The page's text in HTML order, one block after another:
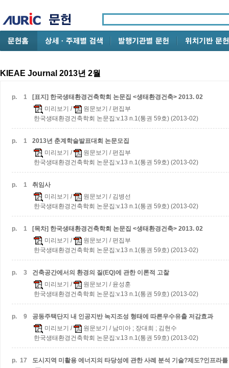
KIEAE Journal 2013년 2월
p. 1
[표지] 한국생태환경건축학회 논문집 <생태환경건축> 2013. 02
미리보기 / 원문보기 / 편집부
한국생태환경건축학회 논문집:v.13 n.1(통권 59호) (2013-02)
p. 1
2013년 춘계학술발표대회 논문모집
미리보기 / 원문보기 / 편집부
한국생태환경건축학회 논문집:v.13 n.1(통권 59호) (2013-02)
p. 1
취임사
미리보기 / 원문보기 / 김병선
한국생태환경건축학회 논문집:v.13 n.1(통권 59호) (2013-02)
p. 1
[목차] 한국생태환경건축학회 논문집 <생태환경건축> 2013. 02
미리보기 / 원문보기 / 편집부
한국생태환경건축학회 논문집:v.13 n.1(통권 59호) (2013-02)
p. 3
건축공간에서의 환경의 질(EQ)에 관한 이론적 고찰
미리보기 / 원문보기 / 윤성훈
한국생태환경건축학회 논문집:v.13 n.1(통권 59호) (2013-02)
p. 9
공동주택단지 내 인공지반 녹지조성 형태에 따른우수유출 저감효과
미리보기 / 원문보기 / 남미아 ; 장대희 ; 김현수
한국생태환경건축학회 논문집:v.13 n.1(통권 59호) (2013-02)
p. 17 도시지역 미활용 에너지의 타당성에 관한 사례 분석 기술?제도?인프라